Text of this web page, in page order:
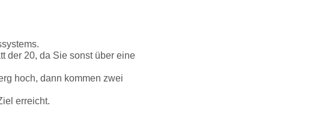
der 20, da Sie sonst über eine
hoch, dann kommen zwei
erreicht.